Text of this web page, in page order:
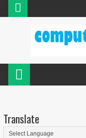
Translate